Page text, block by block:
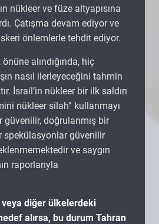
nükleer ve füze altyapısına
Çatışma devam ediyor ve
önlemlerle tehdit ediyor.
alındığında, hiç
nasıl ilerleyeceğini tahmin
İsrail’in nükleer bir ilk saldırı
nükleer silah” kullanmayı
doğrulanmış bir
spekülasyonlar güvenilir
ve saygın
raporlarıyla
diğer ülkelerdeki
alırsa, bu durum Tahran